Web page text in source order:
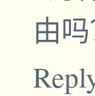
由吗